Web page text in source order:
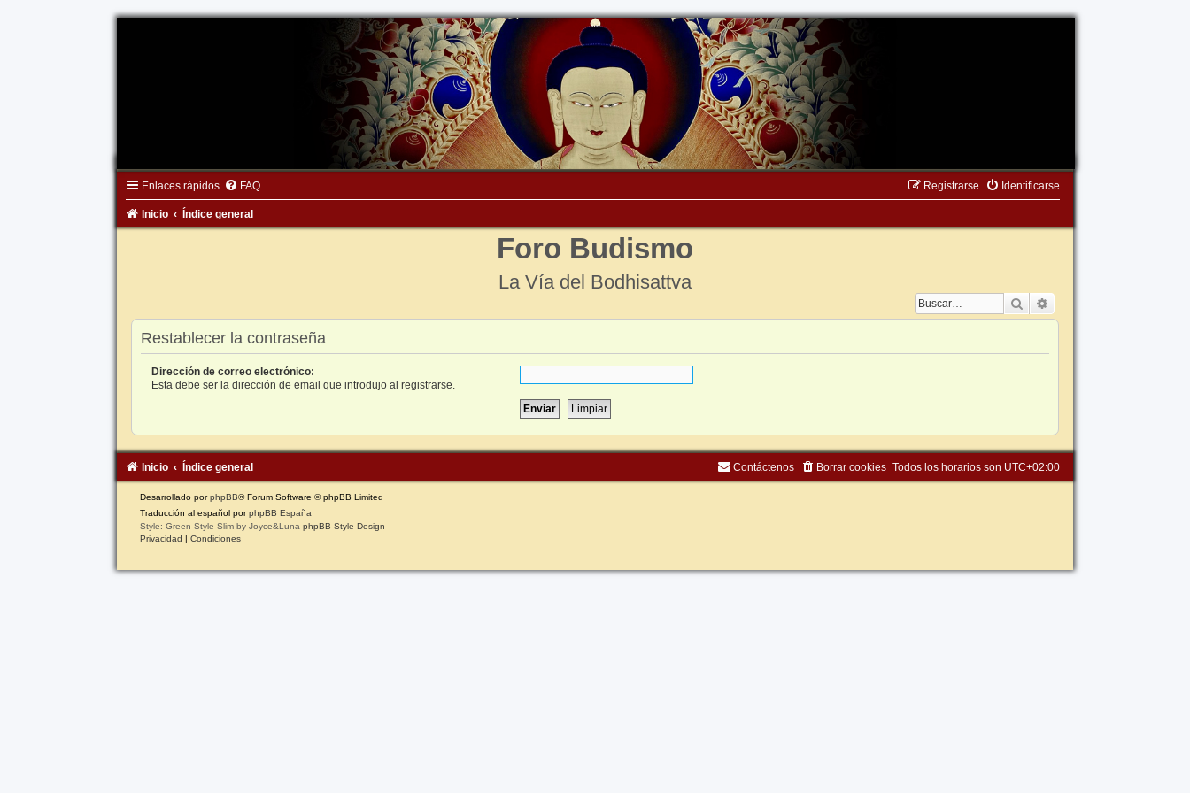
Enlaces rápidos FAQ Identificarse
Registrarse
Inicio Índice general
Foro Budismo
La Vía del Bodhisattva
Buscar
Restablecer la contraseña
Dirección de correo electrónico:
Esta debe ser la dirección de email que introdujo al registrarse.
Inicio Índice general Todos los horarios son UTC+02:00
Borrar cookies
Contáctenos
Desarrollado porphpBB® Forum Software © phpBB Limited
Traducción al español porphpBB España
Style: Green-Style-Slim by Joyce&Luna phpBB-Style-Design
Privacidad | Condiciones